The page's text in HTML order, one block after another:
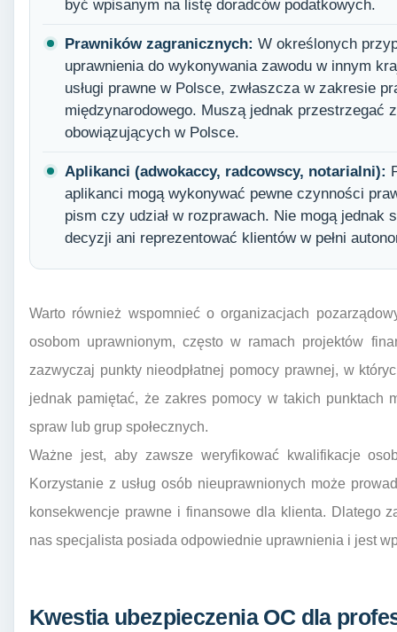
być wpisanym na listę doradców podatkowych.
Prawników zagranicznych: W określonych
uprawnienia do wykonywania zawodu w innym
usługi prawne w Polsce, zwłaszcza w zakresie
międzynarodowego. Muszą jednak przestrzegać
obowiązujących w Polsce.
Aplikanci (adwokaccy, radcowscy, notarialni):
aplikanci mogą wykonywać pewne czynności
pism czy udział w rozprawach. Nie mogą jednak
decyzji ani reprezentować klientów w pełni
Warto również wspomnieć o organizacjach
osobom uprawnionym, często w ramach projektów
zazwyczaj punkty nieodpłatnej pomocy prawnej, w
jednak pamiętać, że zakres pomocy w takich punktach
spraw lub grup społecznych.
Ważne jest, aby zawsze weryfikować kwalifikacje
Korzystanie z usług osób nieuprawnionych może
konsekwencje prawne i finansowe dla klienta. Dlatego
nas specjalista posiada odpowiednie uprawnienia i jest
Kwestia ubezpieczenia OC dla